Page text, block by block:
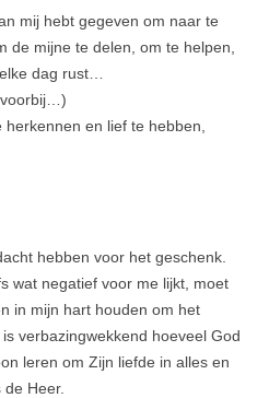
mij hebt gegeven om naar te
de mijne te delen, om te helpen,
dag rust…
voorbij…)
en lief te hebben,
hebben voor het geschenk.
wat negatief voor me lijkt, moet
in mijn hart houden om het
verbazingwekkend hoeveel God
leren om Zijn liefde in alles en
Heer.